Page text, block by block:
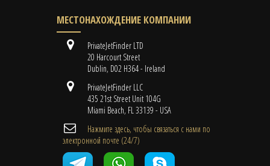
МЕСТОНАХОЖДЕНИЕ КОМПАНИИ
PrivateJetFinder LTD
20 Harcourt Street
Dublin, D02 H364 - Ireland
PrivateJetFinder LLC
435 21st Street Unit 104G
Miami Beach, FL 33139 - USA
Нажмите здесь, чтобы связаться с нами по
электронной почте (24/7)